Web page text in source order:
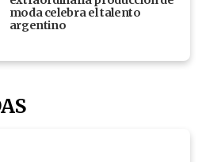
moda celebra el talento
argentino